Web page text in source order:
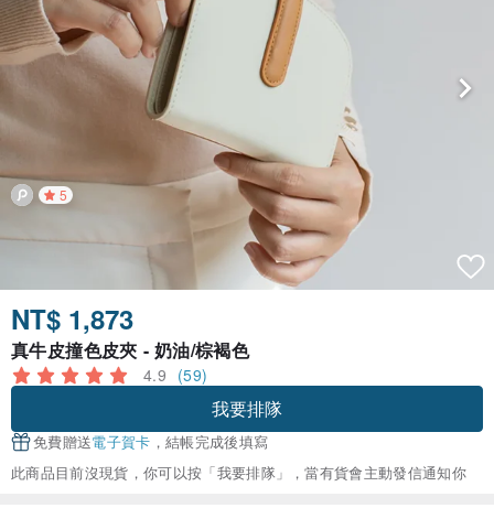
5
NT$ 1,873
真牛皮撞色皮夾 - 奶油/棕褐色
4.9 (59)
我要排隊
免費贈送電子賀卡 ，結帳完成後填寫
此商品目前沒現貨，你可以按「我要排隊」，當有貨會主動發信通知你